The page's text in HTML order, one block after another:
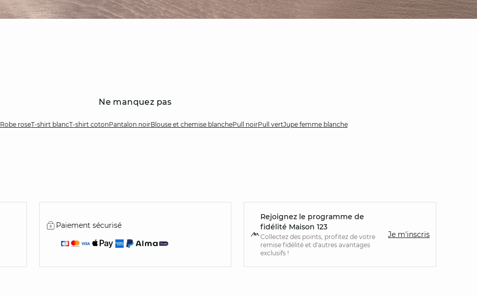
Ne manquez pas
Robe roseT-shirt blancT-shirt cotonPantalon noirBlouse et chemise blanchePull noirPull vertJupe femme blanche
Paiement sécurisé
Rejoignez le programme de
fidélité Maison 123
Collectez des points, profitez de votre
remise fidélité et d'autres avantages
exclusifs !
Je m'inscris